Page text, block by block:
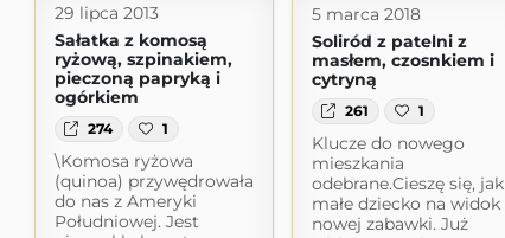
29 lipca 2013
Sałatka z komosą
ryżową, szpinakiem,
pieczoną papryką i
ogórkiem
274 1
\Komosa ryżowa
(quinoa) przywędrowała
do nas z Ameryki
Południowej. Jest
5 marca 2018
Soliród z patelni z
masłem, czosnkiem i
cytryną
261 1
Klucze do nowego
mieszkania
odebrane.Cieszę się, jak
małe dziecko na widok
nowej zabawki. Już